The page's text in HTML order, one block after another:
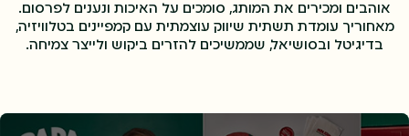
אוהבים ומכירים את המותג, סומכים על האיכות ונענים לפרסום.
מאחוריך עומדת תשתית שיווק עוצמתית עם קמפיינים בטלוויזיה,
בדיגיטל ובסושיאל, שממשיכים להזרים ביקוש ולייצר צמיחה.